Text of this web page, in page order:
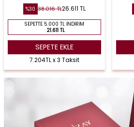
%30 38.016TL26.611 TL
SEPETTE 5.000 TL İNDIRIM
21.611 TL
SEPETE EKLE
7.204TL x 3 Taksit